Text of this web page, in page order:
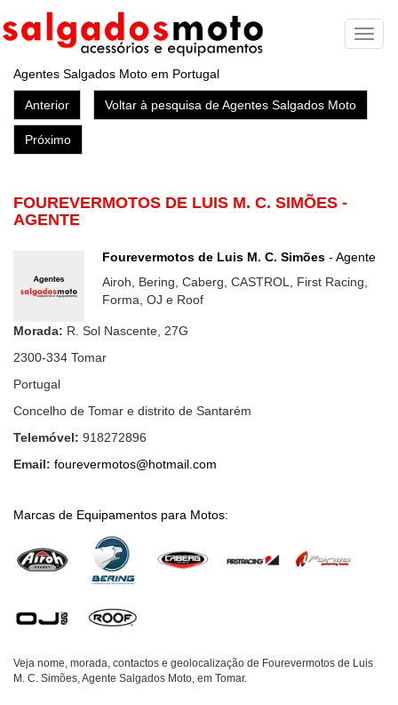
Agentes Salgados Moto em Portugal
Anterior Voltar à pesquisa de Agentes Salgados Moto
Próximo
FOUREVERMOTOS DE LUIS M. C. SIMÕES -
AGENTE
Fourevermotos de Luis M. C. Simões - Agente
Airoh, Bering, Caberg, CASTROL, First Racing,
Forma, OJ e Roof
Morada: R. Sol Nascente, 27G
2300-334 Tomar
Portugal
Concelho de Tomar e distrito de Santarém
Telemóvel: 918272896
Email: fourevermotos@hotmail.com
Marcas de Equipamentos para Motos:
Veja nome, morada, contactos e geolocalização de Fourevermotos de Luis
M. C. Simões, Agente Salgados Moto, em Tomar.